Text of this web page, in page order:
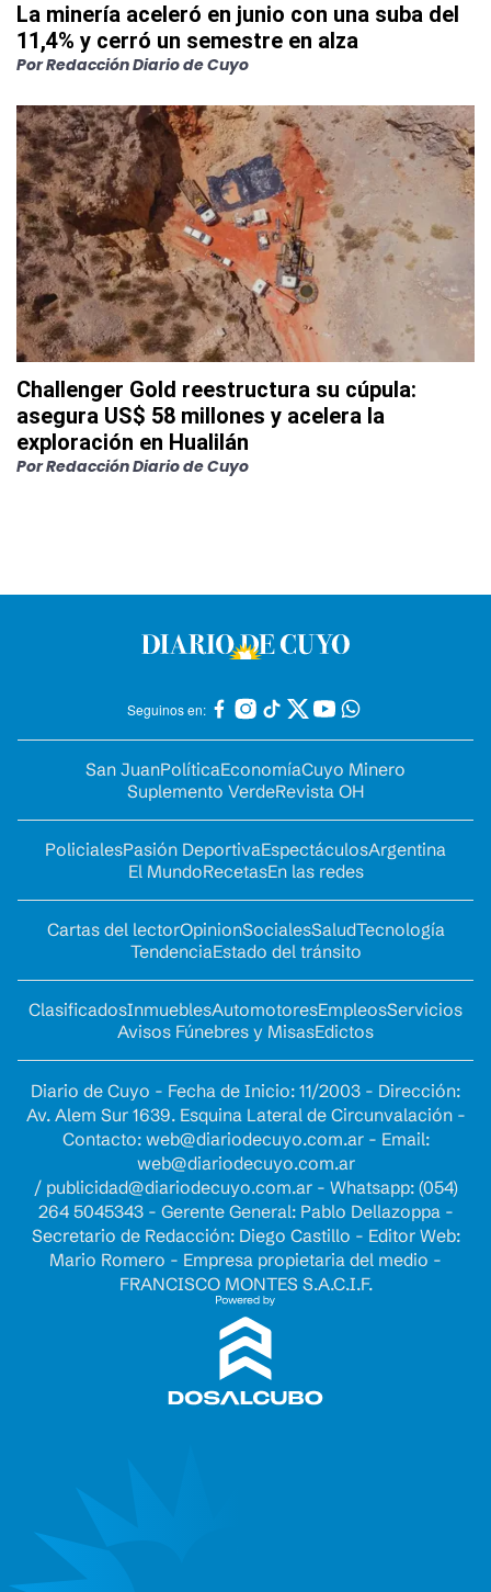
La minería aceleró en junio con una suba del
11,4% y cerró un semestre en alza
PorRedacción Diario de Cuyo
Challenger Gold reestructura su cúpula:
asegura US$ 58 millones y acelera la
exploración en Hualilán
PorRedacción Diario de Cuyo
Seguinos en:
San JuanPolíticaEconomíaCuyo Minero
Suplemento VerdeRevista OH
PolicialesPasión DeportivaEspectáculosArgentina
El MundoRecetasEn las redes
Cartas del lectorOpinionSocialesSaludTecnología
TendenciaEstado del tránsito
ClasificadosInmueblesAutomotoresEmpleosServicios
Avisos Fúnebres y MisasEdictos
Diario de Cuyo - Fecha de Inicio: 11/2003 - Dirección:
Av. Alem Sur 1639. Esquina Lateral de Circunvalación -
Contacto: web@diariodecuyo.com.ar- Email:
web@diariodecuyo.com.ar
/ publicidad@diariodecuyo.com.ar- Whatsapp: (054)
264 5045343 - Gerente General: Pablo Dellazoppa -
Secretario de Redacción: Diego Castillo - Editor Web:
Mario Romero - Empresa propietaria del medio -
FRANCISCO MONTES S.A.C.I.F.